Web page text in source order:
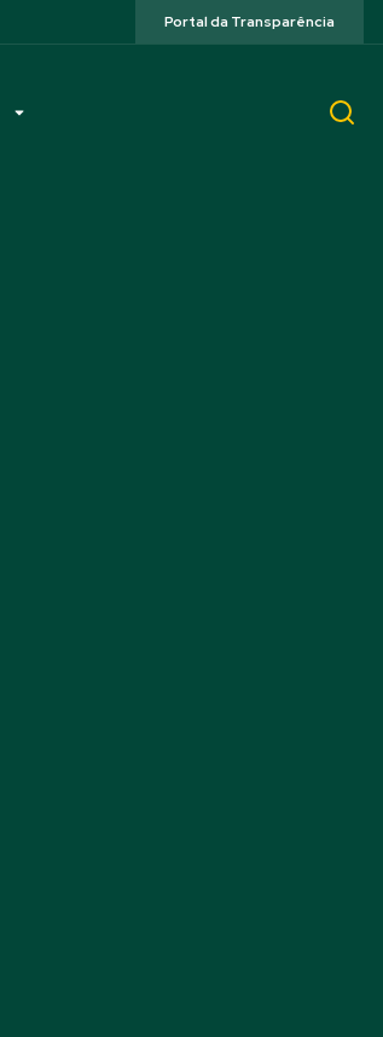
Portal da Transparência